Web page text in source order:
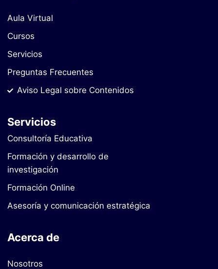
Aula Virtual
Cursos
Servicios
Preguntas Frecuentes
Aviso Legal sobre Contenidos
Servicios
Consultoría Educativa
Formación y desarrollo de
investigación
Formación Online
Asesoría y comunicación estratégica
Acerca de
Nosotros